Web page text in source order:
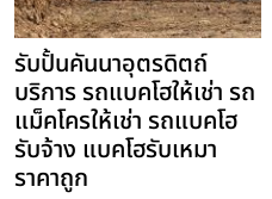
รับปั้นคันนาอุตรดิตถ์
บริการ รถแบคโฮให้เช่า รถ
แม็คโครให้เช่า รถแบคโฮ
รับจ้าง แบคโฮรับเหมา
ราคาถูก